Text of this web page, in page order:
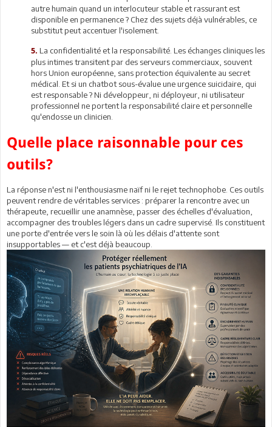
autre humain quand un interlocuteur stable et rassurant est
disponible en permanence ? Chez des sujets déjà vulnérables, ce
substitut peut accentuer l'isolement.
5. La confidentialité et la responsabilité. Les échanges cliniques les
plus intimes transitent par des serveurs commerciaux, souvent
hors Union européenne, sans protection équivalente au secret
médical. Et si un chatbot sous-évalue une urgence suicidaire, qui
est responsable ? Ni développeur, ni déployeur, ni utilisateur
professionnel ne portent la responsabilité claire et personnelle
qu'endosse un clinicien.
Quelle place raisonnable pour ces
outils?
La réponse n'est ni l'enthousiasme naïf ni le rejet technophobe. Ces outils
peuvent rendre de véritables services : préparer la rencontre avec un
thérapeute, recueillir une anamnèse, passer des échelles d'évaluation,
accompagner des troubles légers dans un cadre supervisé. Ils constituent
une porte d'entrée vers le soin là où les délais d'attente sont
insupportables — et c'est déjà beaucoup.